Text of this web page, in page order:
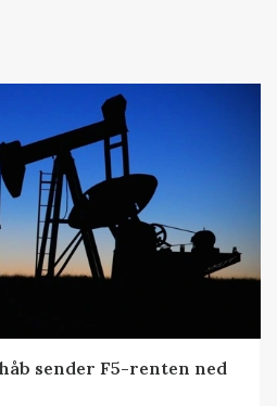
sender F5-renten ned